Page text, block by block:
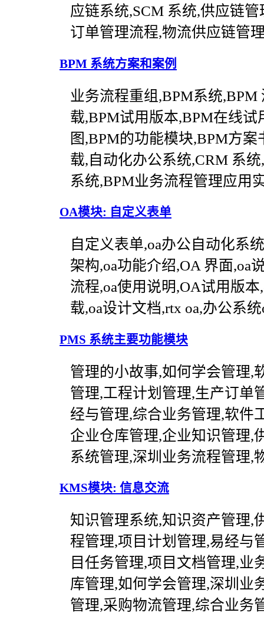
应链系统,SCM 系统,供应链
订单管理流程,物流供应链管
BPM 系统方案和案例
业务流程重组,BPM系统
载,BPM试用版本,BPM在线
图,BPM的功能模块,BPM方
载,自动化办公系统,CRM 系
系统,BPM业务流程管理应用
OA模块: 自定义表单
自定义表单,oa办公自动化系
架构,oa功能介绍,OA 界面,oa
流程,oa使用说明,OA试用版
载,oa设计文档,rtx oa,办公系
PMS 系统主要功能模块
管理的小故事,如何学会管理,
管理,工程计划管理,生产订单
经与管理,综合业务管理,软件
企业仓库管理,企业知识管理,
系统管理,深圳业务流程管理,
KMS模块: 信息交流
知识管理系统,知识资产管理,
程管理,项目计划管理,易经与
目任务管理,项目文档管理,业
库管理,如何学会管理,深圳业
管理,采购物流管理,综合业务